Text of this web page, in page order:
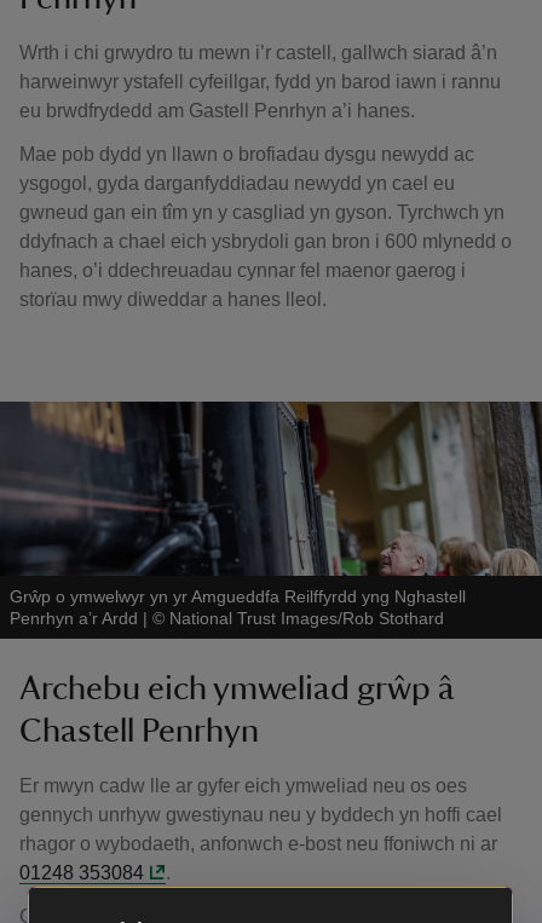
Wrth i chi grwydro tu mewn i’r castell, gallwch siarad â’n
harweinwyr ystafell cyfeillgar, fydd yn barod iawn i rannu
eu brwdfrydedd am Gastell Penrhyn a’i hanes.
Mae pob dydd yn llawn o brofiadau dysgu newydd ac
ysgogol, gyda darganfyddiadau newydd yn cael eu
gwneud gan ein tîm yn y casgliad yn gyson. Tyrchwch yn
ddyfnach a chael eich ysbrydoli gan bron i 600 mlynedd o
hanes, o’i ddechreuadau cynnar fel maenor gaerog i
storïau mwy diweddar a hanes lleol.
Grŵp o ymwelwyr yn yr Amgueddfa Reilffyrdd yng Nghastell
Penrhyn a’r Ardd | © National Trust Images/Rob Stothard
Archebu eich ymweliad grŵp â
Chastell Penrhyn
Er mwyn cadw lle ar gyfer eich ymweliad neu os oes
gennych unrhyw gwestiynau neu y byddech yn hoffi cael
rhagor o wybodaeth, anfonwch e-bost neu ffoniwch ni ar
01248 353084
.
Castell Penrhyn a’r Ardd yw’r lle perffaith ar gyfer